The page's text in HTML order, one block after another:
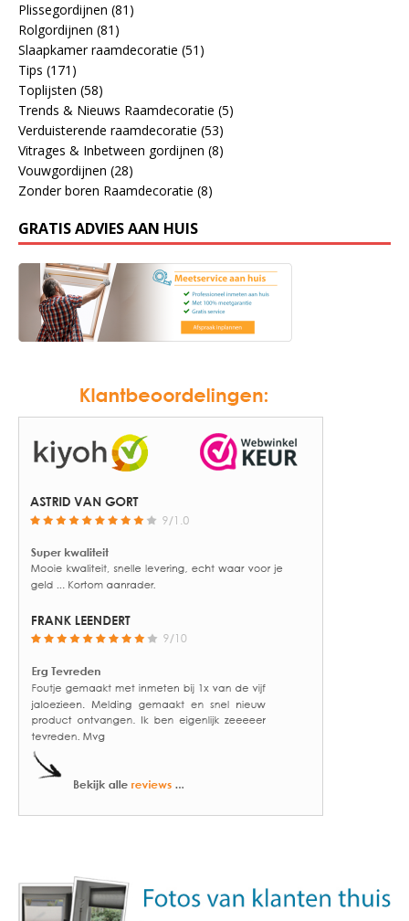
Plissegordijnen (81)
Rolgordijnen (81)
Slaapkamer raamdecoratie (51)
Tips (171)
Toplijsten (58)
Trends & Nieuws Raamdecoratie (5)
Verduisterende raamdecoratie (53)
Vitrages & Inbetween gordijnen (8)
Vouwgordijnen (28)
Zonder boren Raamdecoratie (8)
GRATIS ADVIES AAN HUIS